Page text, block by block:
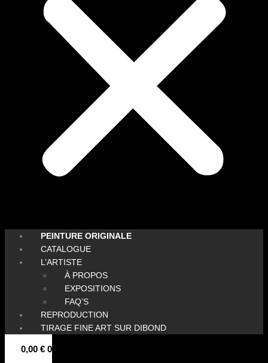
PEINTURE ORIGINALE
CATALOGUE
L’ARTISTE
À PROPOS
EXPOSITIONS
FAQ’S
REPRODUCTION
TIRAGE FINE ART SUR DIBOND
0,00 € 0